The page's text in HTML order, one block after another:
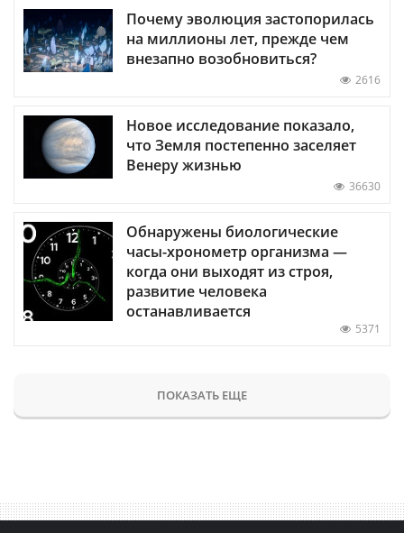
Почему эволюция застопорилась
на миллионы лет, прежде чем
внезапно возобновиться?
2616
Новое исследование показало,
что Земля постепенно заселяет
Венеру жизнью
36630
Обнаружены биологические
часы-хронометр организма —
когда они выходят из строя,
развитие человека
останавливается
5371
ПОКАЗАТЬ ЕЩЕ